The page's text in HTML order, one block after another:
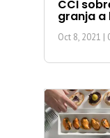
CCI
granja a
Oct 8, 2021 |